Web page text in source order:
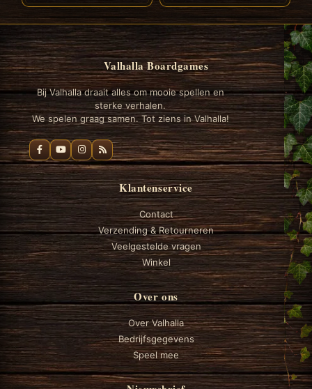
Valhalla Boardgames
Bij Valhalla draait alles om mooie spellen en
sterke verhalen.
We spelen graag samen. Tot ziens in Valhalla!
Klantenservice
Contact
Verzending & Retourneren
Veelgestelde vragen
Winkel
Over ons
Over Valhalla
Bedrijfsgegevens
Speel mee